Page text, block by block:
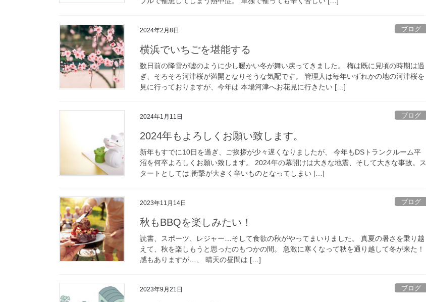
2024年2月8日 ブログ
横浜でいちごを堪能する
数日前の降雪が嘘のように少し暖かい冬が舞い戻ってきました。 梅は既に見頃の時期は過
ぎ、そろそろ河津桜が満開となりそうな気配です。 管理人は毎年いずれかの地の河津桜を
見に行っておりますが、今年は 本場河津へお花見に行きたい […]
2024年1月11日 ブログ
2024年もよろしくお願い致します。
新年もすでに10日を過ぎ、ご挨拶が少々遅くなりましたが、 今年もDSトランクルーム平
沼を何卒よろしくお願い致します。 2024年の幕開けは大きな地震、そして大きな事故。ス
タートとしては 衝撃が大きく辛いものとなってしまい […]
2023年11月14日 ブログ
秋もBBQを楽しみたい！
読書、スポーツ、レジャー…そして食欲の秋がやってまいりました。 真夏の暑さを乗り越
えて、秋を楽しもうと思ったのもつかの間。 急激に寒くなって秋を通り越して冬が来た！
感もありますが…、 晴天の昼間は […]
2023年9月21日 ブログ